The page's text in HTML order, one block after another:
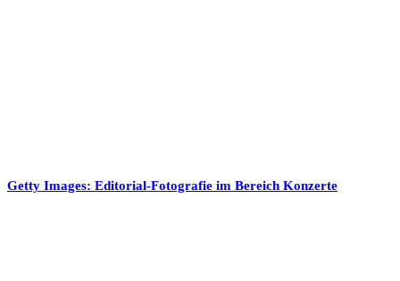
Getty Images: Editorial-Fotografie im Bereich Konzerte